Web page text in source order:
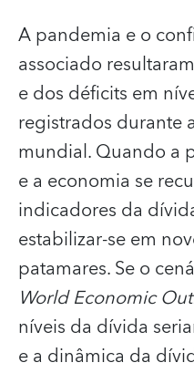
A pandemia e o
associado
e dos déficits em
registrados durante
mundial. Quando a
e a economia se
indicadores da
estabilizar-se em
patamares. Se o
World Economic
níveis da dívida
e a dinâmica da